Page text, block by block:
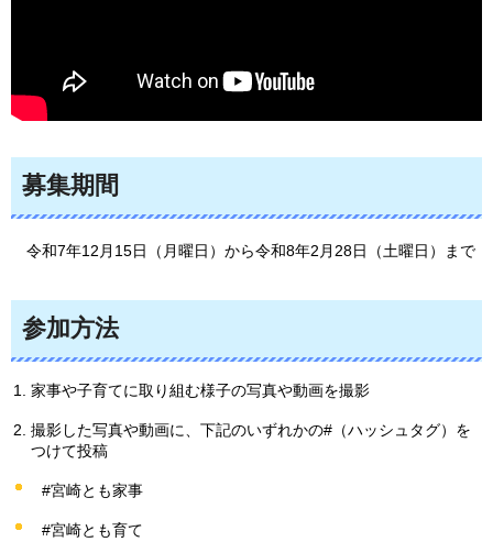
募集期間
令和7年12月15日（月曜日）から令和8年2月28日（土曜日）まで
参加方法
家事や子育てに取り組む様子の写真や動画を撮影
撮影した写真や動画に、下記のいずれかの#（ハッシュタグ）を
つけて投稿
#宮崎とも家事
#宮崎とも育て